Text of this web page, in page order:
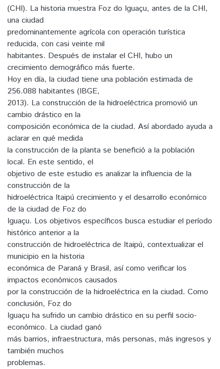
(CHI). La historia muestra Foz do Iguaçu, antes de la CHI,
una ciudad
predominantemente agrícola con operación turística
reducida, con casi veinte mil
habitantes. Después de instalar el CHI, hubo un
crecimiento demográfico más fuerte.
Hoy en día, la ciudad tiene una población estimada de
256.088 habitantes (IBGE,
2013). La construcción de la hidroeléctrica promovió un
cambio drástico en la
composición económica de la ciudad. Así abordado ayuda a
aclarar en qué medida
la construcción de la planta se benefició a la población
local. En este sentido, el
objetivo de este estudio es analizar la influencia de la
construcción de la
hidroeléctrica Itaipú crecimiento y el desarrollo económico
de la ciudad de Foz do
Iguaçu. Los objetivos específicos busca estudiar el período
histórico anterior a la
construcción de hidroeléctrica de Itaipú, contextualizar el
municipio en la historia
económica de Paraná y Brasil, así como verificar los
impactos económicos causados
por la construcción de la hidroeléctrica en la ciudad. Como
conclusión, Foz do
Iguaçu ha sufrido un cambio drástico en su perfil socio-
económico. La ciudad ganó
más barrios, infraestructura, más personas, más ingresos y
también muchos
problemas.